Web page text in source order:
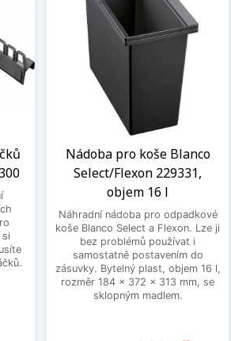
si
Nádoba pro koše Blanco
Select/Flexon 229331,
objem 16 l
Náhradní nádoba pro odpadkové
koše Blanco Select a Flexon. Lze ji
bez problémů používat i
samostatně postavením do
zásuvky. Bytelný plast, objem 16 l,
rozměr 184 x 372 x 313 mm, se
sklopným madlem.